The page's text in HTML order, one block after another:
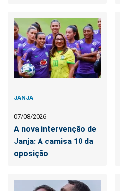
JANJA
07/08/2026
A nova intervenção de
Janja: A camisa 10 da
oposição